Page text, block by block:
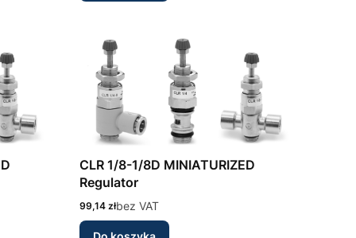
CLR 1/8-1/8D MINIATURIZED
Regulator
Cena
99,14 złbez VAT